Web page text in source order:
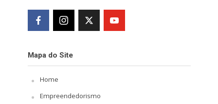
Mapa do Site
Home
Empreendedorismo